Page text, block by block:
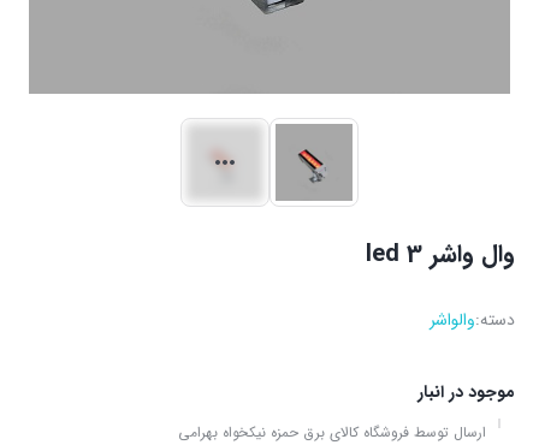
وال واشر led 3
دسته:والواشر
موجود در انبار
ارسال توسط فروشگاه کالای برق حمزه نیکخواه بهرامی